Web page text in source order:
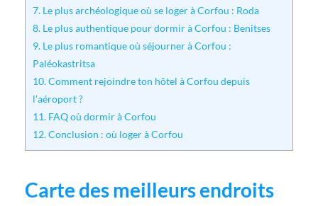
7. Le plus archéologique où se loger à Corfou : Roda
8. Le plus authentique pour dormir à Corfou : Benitses
9. Le plus romantique où séjourner à Corfou :
Paléokastritsa
10.Comment rejoindre ton hôtel à Corfou depuis
l’aéroport ?
11. FAQ où dormir à Corfou
12.Conclusion : où loger à Corfou
Carte des meilleurs endroits